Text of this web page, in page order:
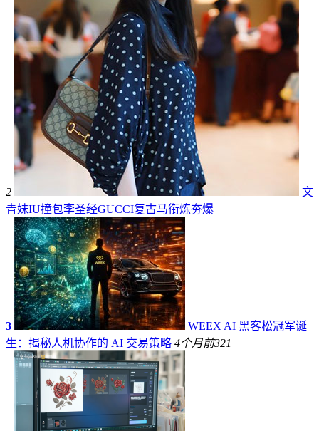
2
文
青妹IU撞包李圣经GUCCI复古马衔炼夯爆
3
WEEX AI 黑客松冠军诞
生：揭秘人机协作的 AI 交易策略 4个月前321